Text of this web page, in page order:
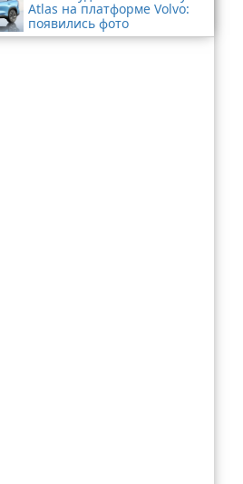
Atlas на платформе Volvo:
появились фото